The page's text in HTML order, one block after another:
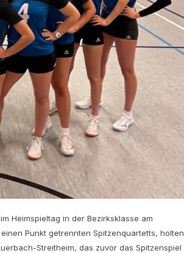
Heimspieltag in der Bezirksklasse am
Punkt getrennten Spitzenquartetts, holten
Streitheim, das zuvor das Spitzenspiel